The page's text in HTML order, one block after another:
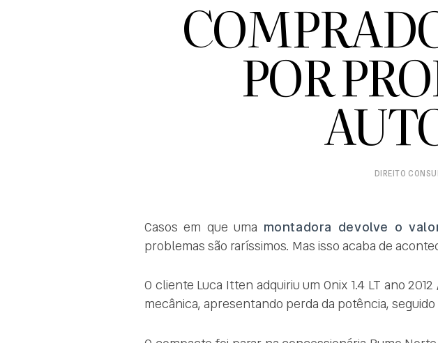
POR
DIREITO
Casos em que uma montadora devolve o
problemas são raríssimos. Mas isso acaba de
O cliente Luca Itten adquiriu um Onix 1.4 LT ano
mecânica, apresentando perda da potência,